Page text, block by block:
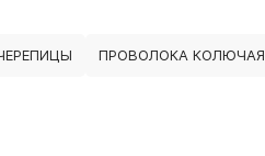
ПРОВОЛОКА КОЛЮЧАЯ